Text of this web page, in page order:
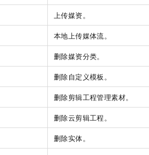
上传媒资。
本地上传媒体流。
删除媒资分类。
删除自定义模板。
删除剪辑工程管理素材。
删除云剪辑工程。
删除实体。